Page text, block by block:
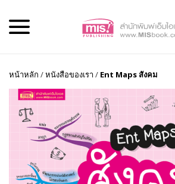
หน้าหลัก /หนังสือของเรา / Ent Maps สังคม